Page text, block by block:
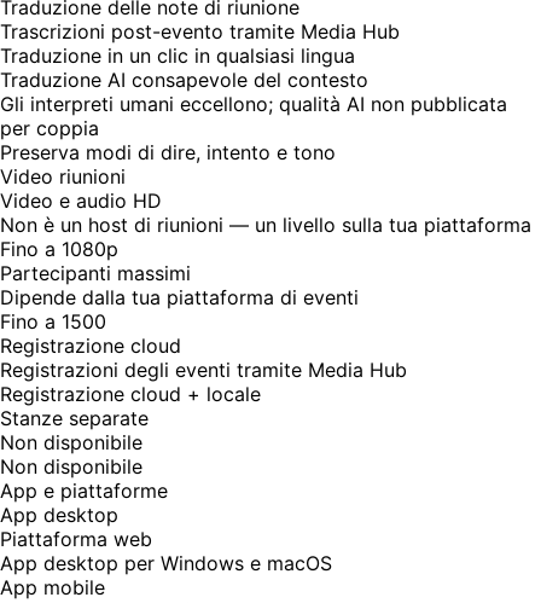
Traduzione delle note di riunione
Trascrizioni post-evento tramite Media Hub
Traduzione in un clic in qualsiasi lingua
Traduzione AI consapevole del contesto
Gli interpreti umani eccellono; qualità AI non pubblicata
per coppia
Preserva modi di dire, intento e tono
Video riunioni
Video e audio HD
Non è un host di riunioni — un livello sulla tua piattaforma
Fino a 1080p
Partecipanti massimi
Dipende dalla tua piattaforma di eventi
Fino a 1500
Registrazione cloud
Registrazioni degli eventi tramite Media Hub
Registrazione cloud + locale
Stanze separate
Non disponibile
Non disponibile
App e piattaforme
App desktop
Piattaforma web
App desktop per Windows e macOS
App mobile